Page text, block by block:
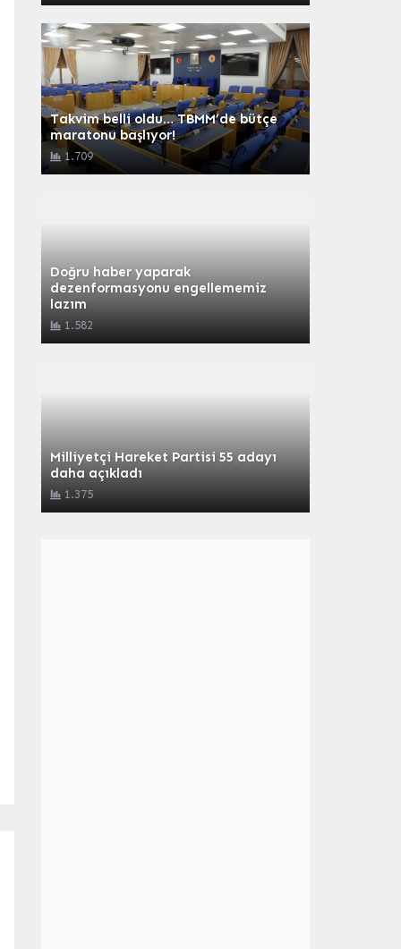
Takvim belli oldu… TBMM’de bütçe
maratonu başlıyor!
1.709
Doğru haber yaparak
dezenformasyonu engellememiz
lazım
1.582
Milliyetçi Hareket Partisi 55 adayı
daha açıkladı
1.375